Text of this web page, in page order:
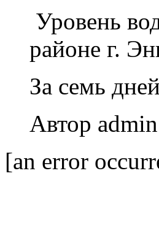
Уровень
районе г.
За семь
Автор
[an error